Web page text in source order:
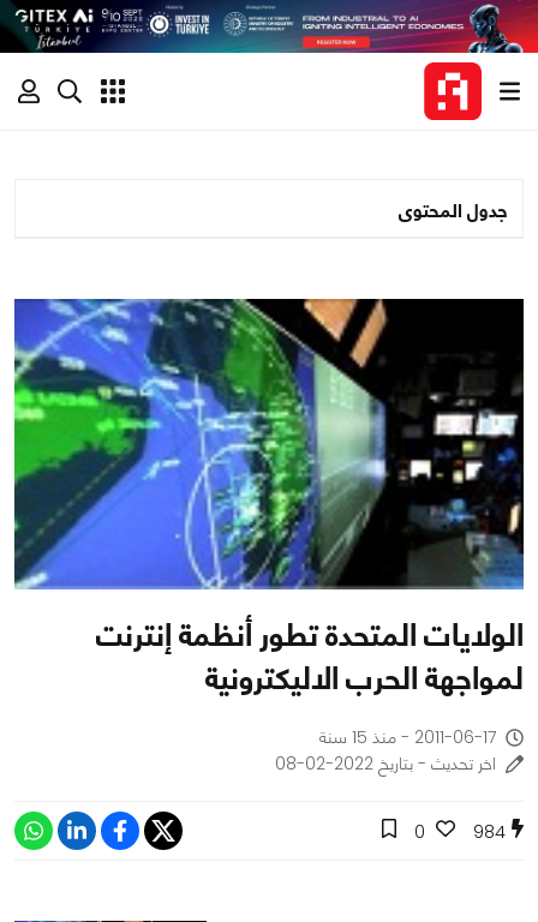
جدول المحتوى
الولايات المتحدة تطور أنظمة إنترنت
لمواجهة الحرب الاليكترونية
2011-06-17 - منذ 15 سنة
اخر تحديث - بتاريخ 2022-02-08
984
0